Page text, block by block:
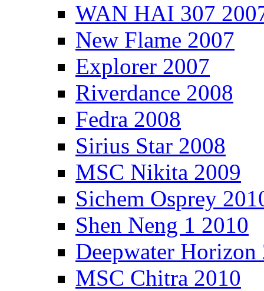
WAN HAI 307
New Flame 2007
Explorer 2007
Riverdance 2008
Fedra 2008
Sirius Star 2008
MSC Nikita 2009
Sichem Osprey
Shen Neng 1 2010
Deepwater Horizon
MSC Chitra 2010